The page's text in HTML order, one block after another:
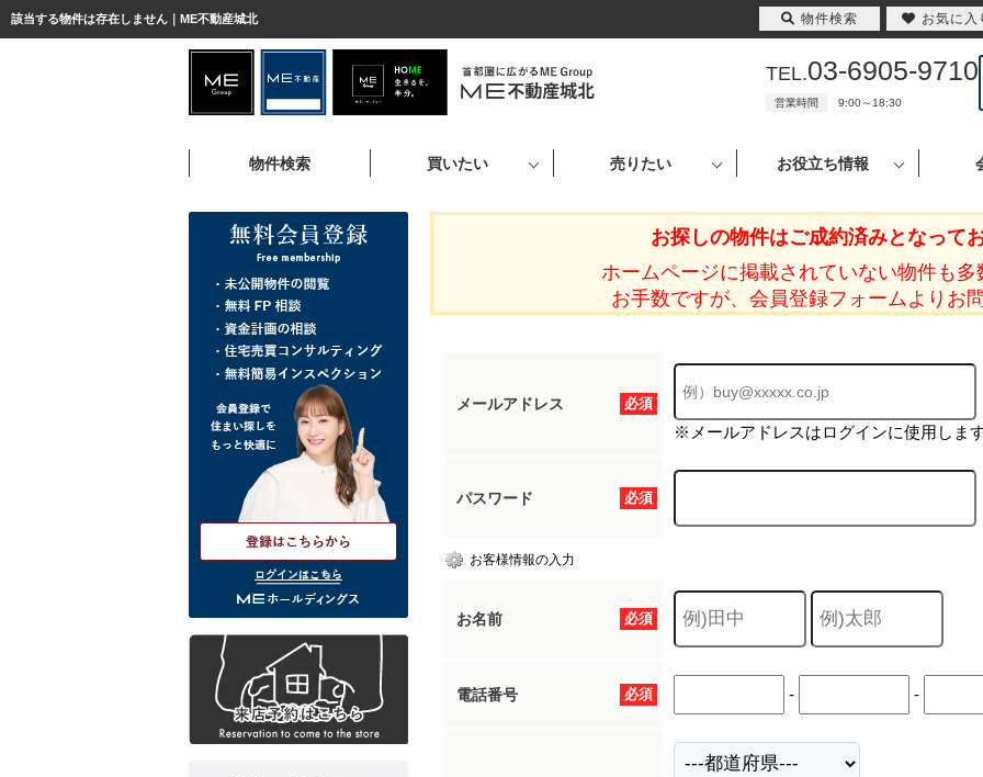
該当する物件は存在しません｜ME不動産城北
TEL.03-6905-9710
営業時間 9:00～18:30
物件検索 買いたい 売りたい お役立ち情報
お探しの物件はご成約済みとなってお
ホームページに掲載されていない物件も多
お手数ですが、会員登録フォームよりお
必須
メールアドレス
※メールアドレスはログインに使用します
必須
パスワード
お客様情報の入力
必須
お名前
必須
電話番号 - -
ログインはこちら
物件検索 お気に入